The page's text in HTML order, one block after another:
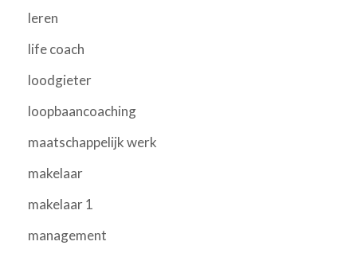
leren
life coach
loodgieter
loopbaancoaching
maatschappelijk werk
makelaar
makelaar 1
management